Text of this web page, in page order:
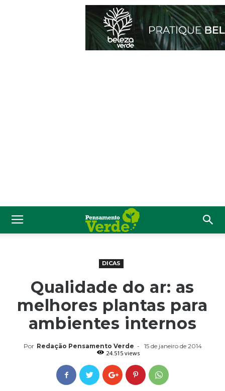
DICAS
Qualidade do ar: as
melhores plantas para
ambientes internos
Por Redação Pensamento Verde -
15 de janeiro de 2014
24.515 views